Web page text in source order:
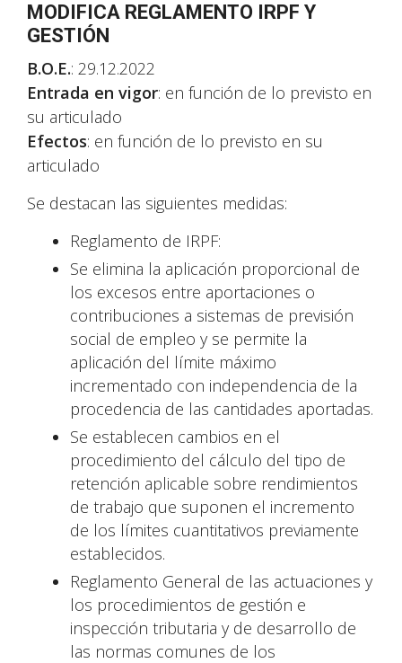
MODIFICA REGLAMENTO IRPF Y
GESTIÓN
B.O.E.: 29.12.2022
Entrada en vigor: en función de lo previsto en
su articulado
Efectos: en función de lo previsto en su
articulado
Se destacan las siguientes medidas:
Reglamento de IRPF:
Se elimina la aplicación proporcional de
los excesos entre aportaciones o
contribuciones a sistemas de previsión
social de empleo y se permite la
aplicación del límite máximo
incrementado con independencia de la
procedencia de las cantidades aportadas.
Se establecen cambios en el
procedimiento del cálculo del tipo de
retención aplicable sobre rendimientos
de trabajo que suponen el incremento
de los límites cuantitativos previamente
establecidos.
Reglamento General de las actuaciones y
los procedimientos de gestión e
inspección tributaria y de desarrollo de
las normas comunes de los